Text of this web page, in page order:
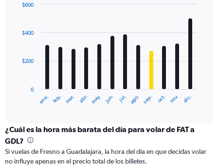
displaying
with
12
The
categories.
Range:
12
categories.
ene. feb. mar. abr. may. jun. jul. ago. sep. oct. nov. dic.
0
$200
$400
$600
¿Cuál es la hora más barata del día para volar de FAT a
GDL?
Si vuelas de Fresno a Guadalajara, la hora del día en que decidas volar
no influye apenas en el precio total de los billetes.